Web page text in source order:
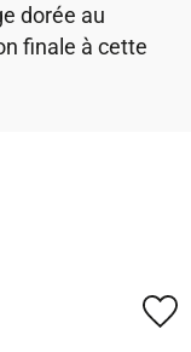
dorée au
finale à cette
favorite_border